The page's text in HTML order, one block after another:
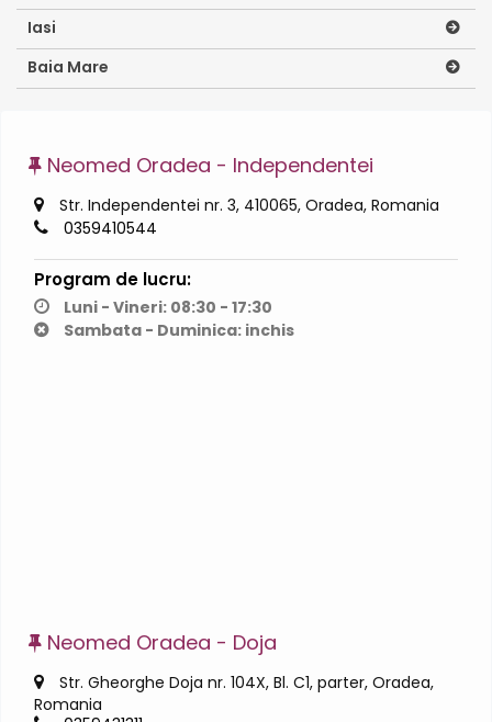
Iasi
Baia Mare
Neomed Oradea - Independentei
Str. Independentei nr. 3, 410065, Oradea, Romania
0359410544
Program de lucru:
Luni - Vineri: 08:30 - 17:30
Sambata - Duminica: inchis
Neomed Oradea - Doja
Str. Gheorghe Doja nr. 104X, Bl. C1, parter, Oradea,
Romania